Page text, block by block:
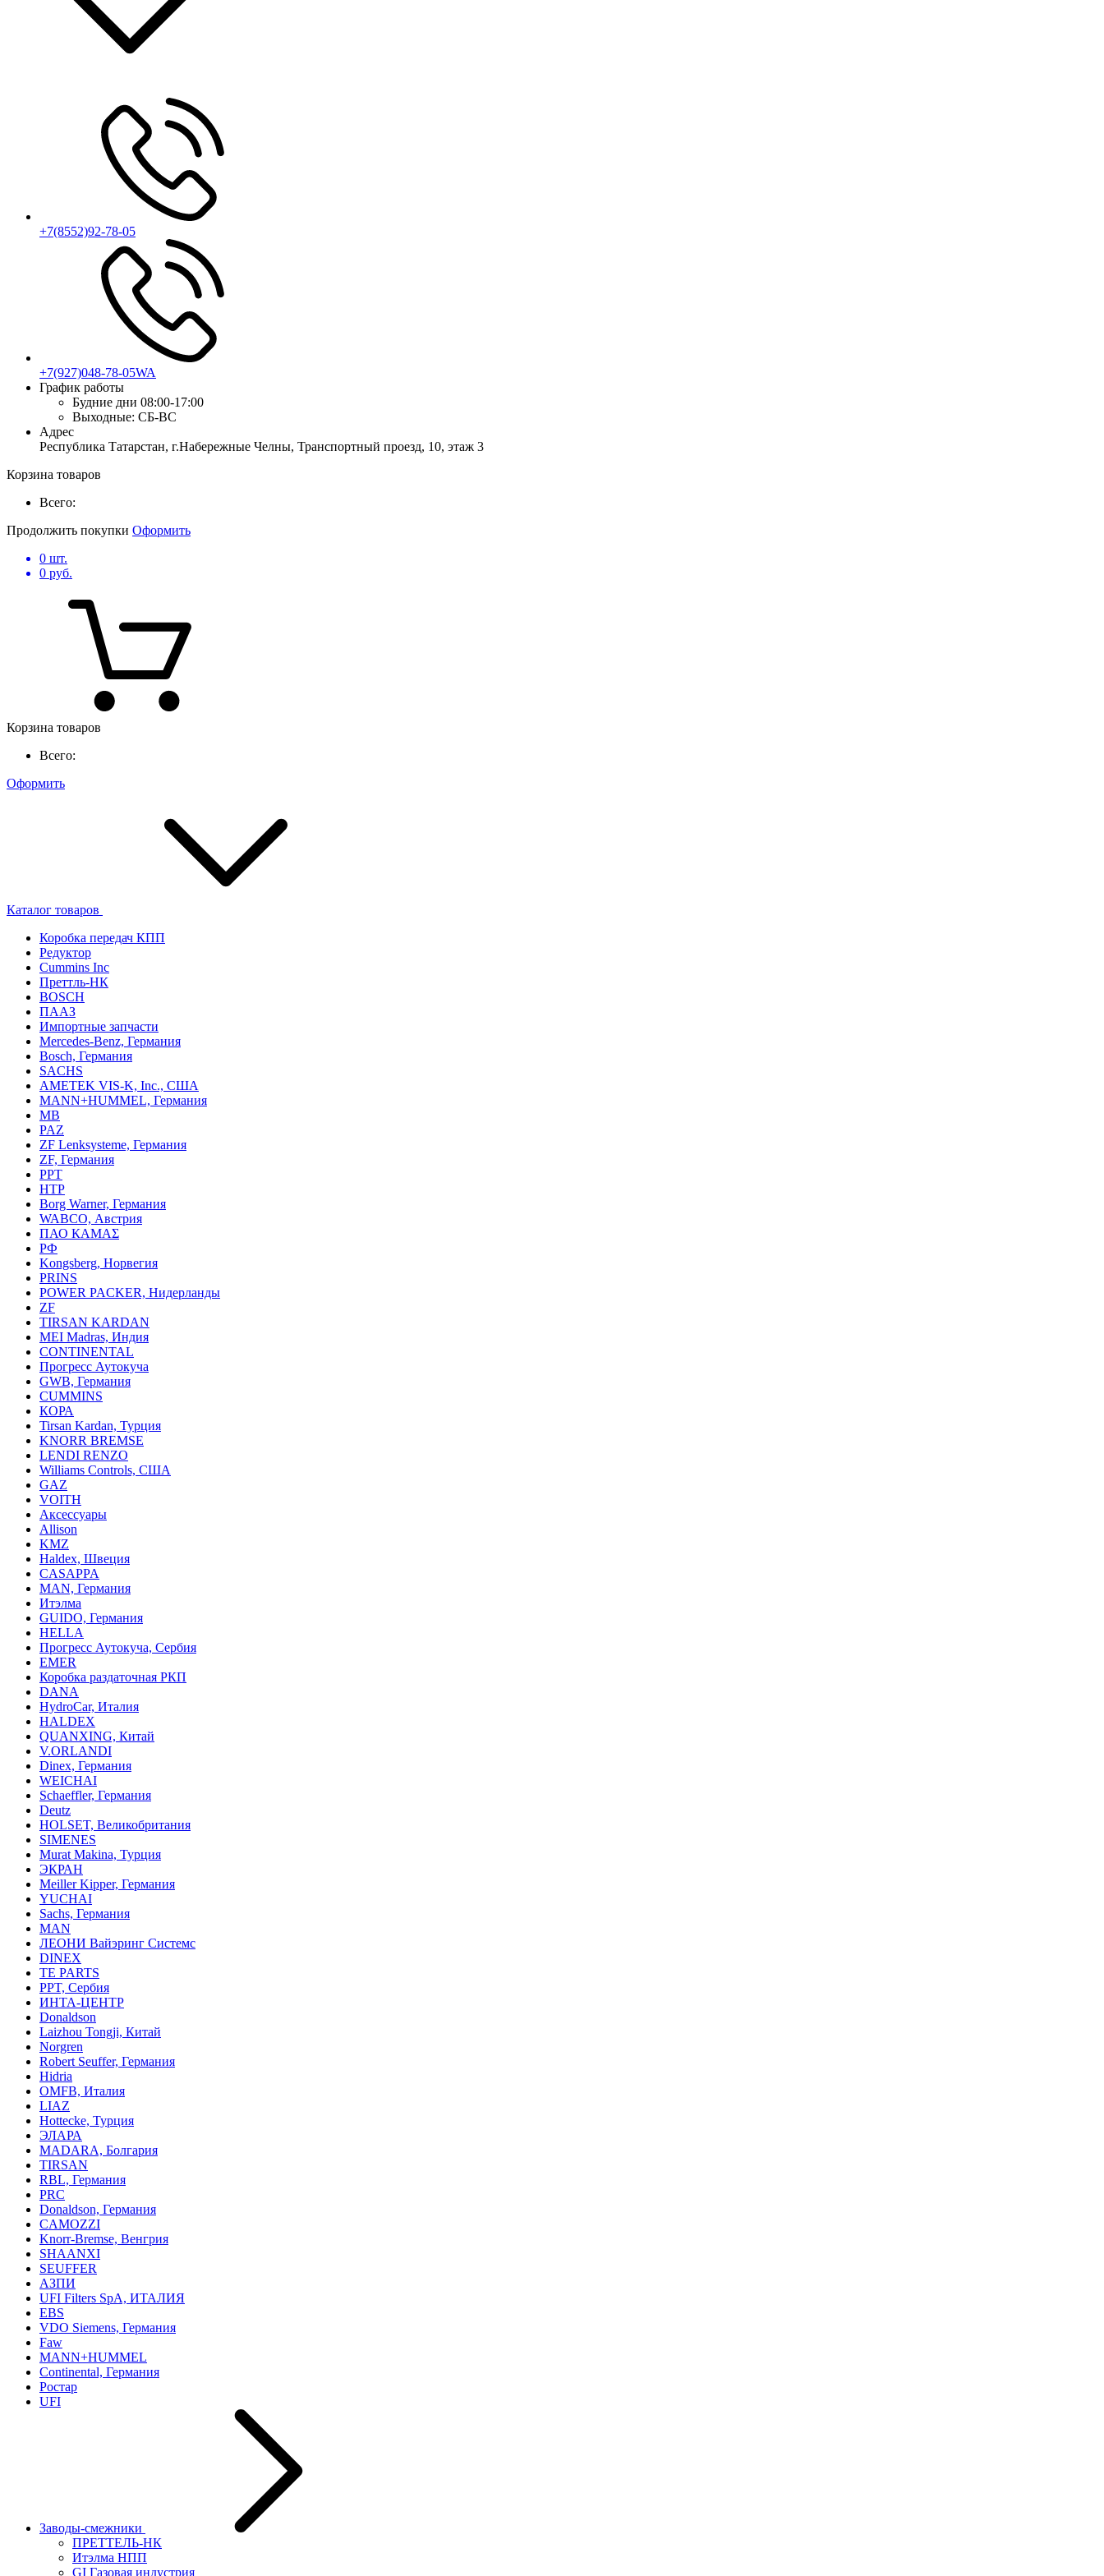
+7(8552)92-78-05
+7(927)048-78-05WA
График работы
Будние дни 08:00-17:00
Выходные: СБ-ВС
Адрес
Республика Татарстан, г.Набережные Челны, Транспортный проезд, 10, этаж 3
Корзина товаров
Всего:
Продолжить покупки Оформить
0 шт.
0 руб.
Корзина товаров
Всего:
Оформить
Каталог товаров
Коробка передач КПП
Редуктор
Cummins Inc
Преттль-НК
BOSCH
ПААЗ
Импортные запчасти
Mercedes-Benz, Германия
Bosch, Германия
SACHS
AMETEK VIS-K, Inc., США
MANN+HUMMEL, Германия
MB
PAZ
ZF Lenksysteme, Германия
ZF, Германия
PPT
HTP
Borg Warner, Германия
WABCO, Австрия
ПАО КАМАΣ
РФ
Kongsberg, Норвегия
PRINS
POWER PACKER, Нидерланды
ZF
TIRSAN KARDAN
MEI Madras, Индия
CONTINENTAL
Прогресс Аутокуча
GWB, Германия
CUMMINS
КОРА
Tirsan Kardan, Турция
KNORR BREMSE
LENDI RENZO
Williams Controls, США
GAZ
VOITH
Аксессуары
Allison
KMZ
Haldex, Швеция
CASAPPA
MAN, Германия
Итэлма
GUIDO, Германия
HELLA
Прогресс Аутокуча, Сербия
EMER
Коробка раздаточная РКП
DANA
HydroCar, Италия
HALDEX
QUANXING, Китай
V.ORLANDI
Dinex, Германия
WEICHAI
Schaeffler, Германия
Deutz
HOLSET, Великобритания
SIMENES
Murat Makina, Турция
ЭКРАН
Meiller Kipper, Германия
YUCHAI
Sachs, Германия
MAN
ЛЕОНИ Вайэринг Системс
DINEX
TE PARTS
PPT, Сербия
ИНТА-ЦЕНТР
Donaldson
Laizhou Tongji, Китай
Norgren
Robert Seuffer, Германия
Hidria
OMFB, Италия
LIAZ
Hottecke, Турция
ЭЛАРА
MADARA, Болгария
TIRSAN
RBL, Германия
PRC
Donaldson, Германия
CAMOZZI
Knorr-Bremse, Венгрия
SHAANXI
SEUFFER
АЗПИ
UFI Filters SpA, ИТАЛИЯ
EBS
VDO Siemens, Германия
Faw
MANN+HUMMEL
Continental, Германия
Ростар
UFI
Заводы-смежники
ПРЕТТЕЛЬ-НК
Итэлма НПП
GI Газовая индустрия